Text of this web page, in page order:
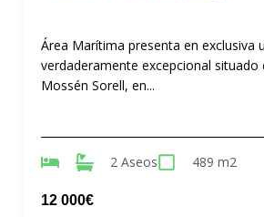
Área Marítima presenta en exclusiva
verdaderamente excepcional situado
Mossén Sorell, en...
2 Aseos 489 m2
12 000€